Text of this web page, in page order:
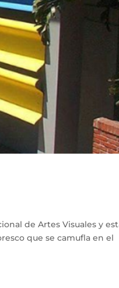
de Artes Visuales y
que se camufla en el